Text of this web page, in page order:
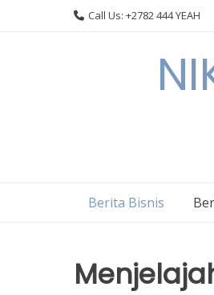
Call Us: +2782 444 YEAH
Berita Bisnis